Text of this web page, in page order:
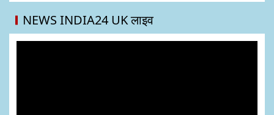
NEWS INDIA24 UK लाइव